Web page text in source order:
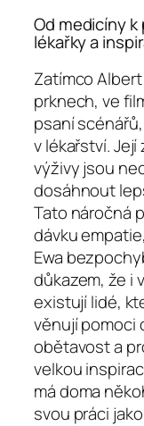
Od medicíny k
lékařky a
Zatímco
prknech, ve
psaní
v lékařství.
výživy jsou
dosáhnout
Tato náročná
dávku
Ewa
důkazem, že i
existují lidé,
věnují pomoci
obětavost a
velkou
má doma
svou práci